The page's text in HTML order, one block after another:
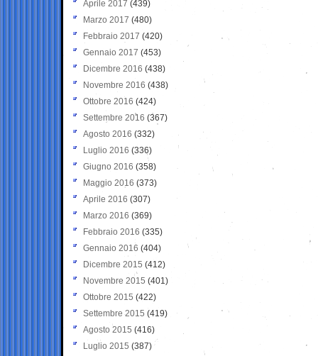
Aprile 2017 (439)
Marzo 2017 (480)
Febbraio 2017 (420)
Gennaio 2017 (453)
Dicembre 2016 (438)
Novembre 2016 (438)
Ottobre 2016 (424)
Settembre 2016 (367)
Agosto 2016 (332)
Luglio 2016 (336)
Giugno 2016 (358)
Maggio 2016 (373)
Aprile 2016 (307)
Marzo 2016 (369)
Febbraio 2016 (335)
Gennaio 2016 (404)
Dicembre 2015 (412)
Novembre 2015 (401)
Ottobre 2015 (422)
Settembre 2015 (419)
Agosto 2015 (416)
Luglio 2015 (387)